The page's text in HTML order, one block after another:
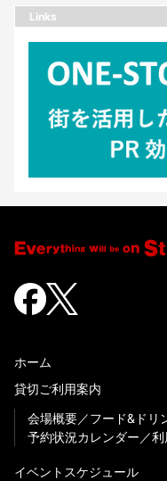
Links
ホーム
貸切ご利用案内
会場概要
フード&ドリ
予約状況カレンダー
利
イベントスケジュール